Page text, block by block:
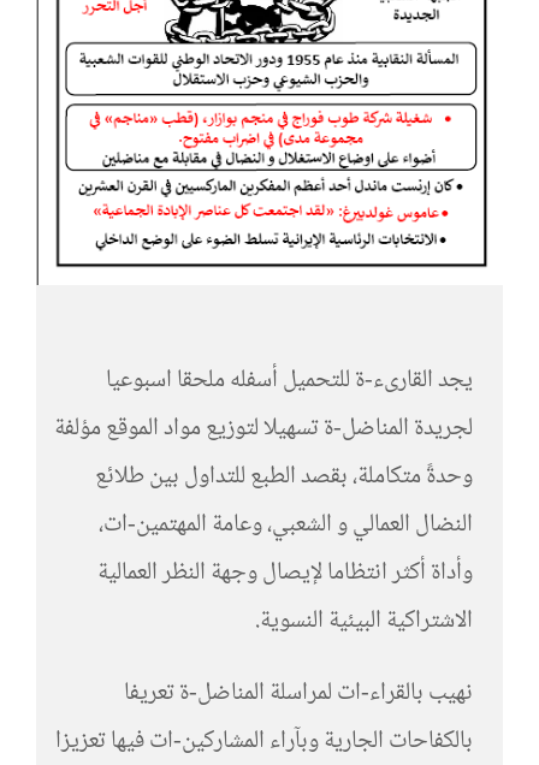
يجد القارىء-ة للتحميل أسفله ملحقا اسبوعيا
لجريدة المناضل-ة تسهيلا لتوزيع مواد الموقع مؤلفة
وحدةً متكاملة، بقصد الطبع للتداول بين طلائع
النضال العمالي و الشعبي، وعامة المهتمين-ات،
وأداة أكثر انتظاما لإيصال وجهة النظر العمالية
الاشتراكية البيئية النسوية.
نهيب بالقراء-ات لمراسلة المناضل-ة تعريفا
بالكفاحات الجارية وبآراء المشاركين-ات فيها تعزيزا